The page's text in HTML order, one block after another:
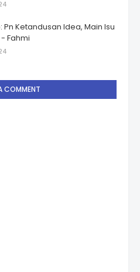
Pn Ketandusan Idea, Main Isu
Fahmi
COMMENT